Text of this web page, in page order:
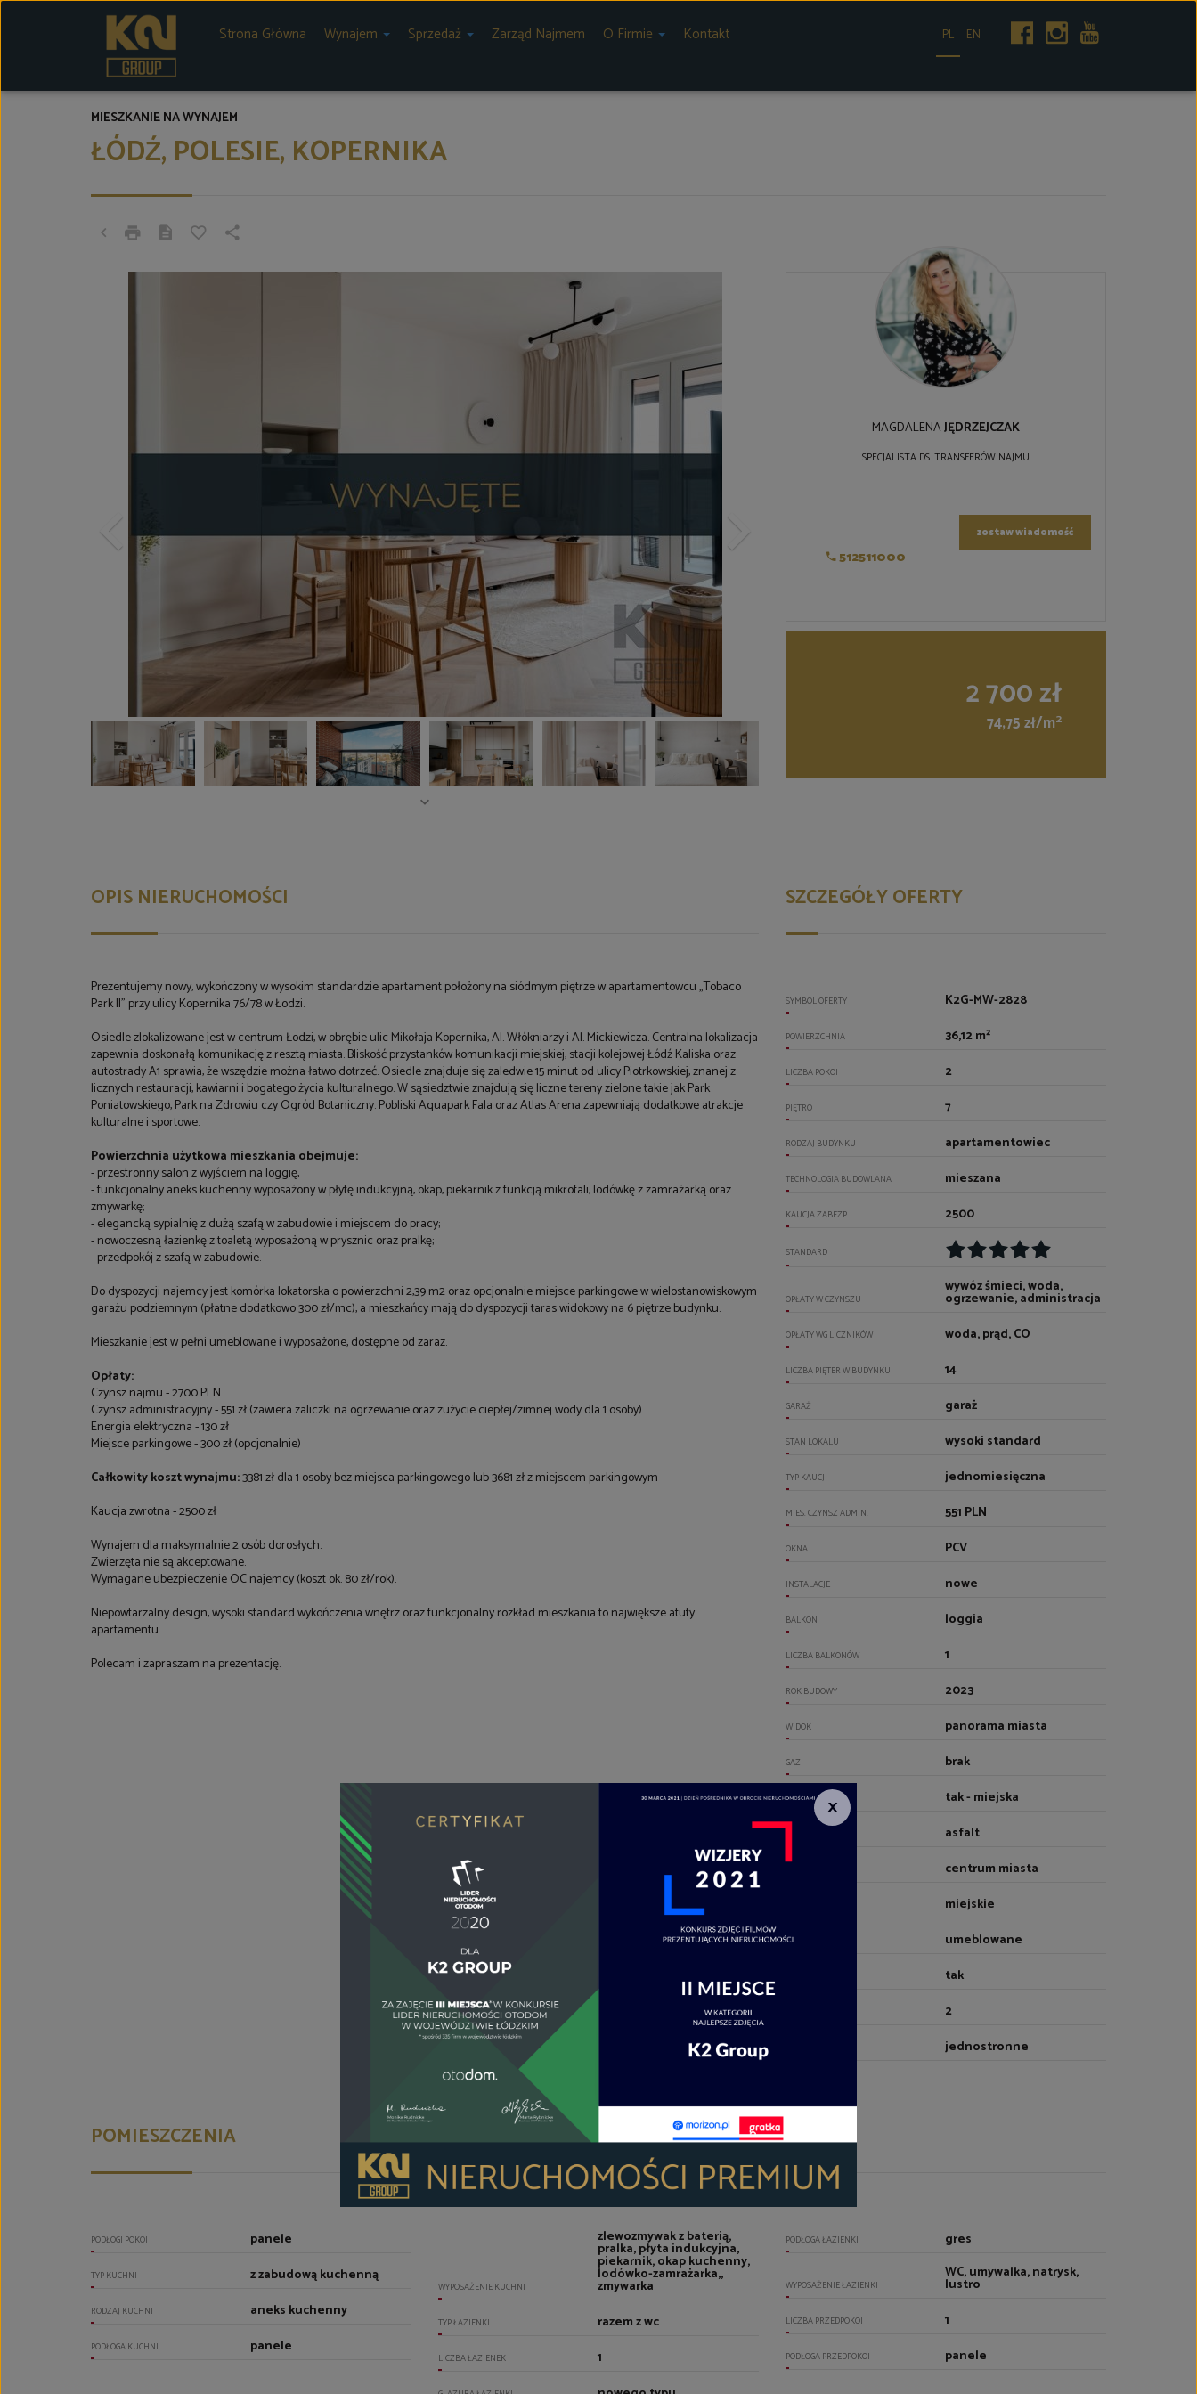
Strona Główna Wynajem Sprzedaż Zarząd Najmem O Firmie Kontakt PL EN
ŁÓDŹ, POLESIE, KOPERNIKA
MIESZKANIE NA WYNAJEM
MAGDALENAJĘDRZEJCZAK
SPECJALISTA DS. TRANSFERÓW NAJMU
512511000
zostaw wiadomość
2 700 zł
74,75 zł/m2
OPIS NIERUCHOMOŚCI
Prezentujemy nowy, wykończony w wysokim standardzie apartament położony na siódmym piętrze w apartamentowcu „Tobaco
Park II” przy ulicy Kopernika 76/78 w Łodzi.
Osiedle zlokalizowane jest w centrum Łodzi, w obrębie ulic Mikołaja Kopernika, Al. Włókniarzy i Al. Mickiewicza. Centralna lokalizacja
zapewnia doskonałą komunikację z resztą miasta. Bliskość przystanków komunikacji miejskiej, stacji kolejowej Łódź Kaliska oraz
autostrady A1 sprawia, że wszędzie można łatwo dotrzeć. Osiedle znajduje się zaledwie 15 minut od ulicy Piotrkowskiej, znanej z
licznych restauracji, kawiarni i bogatego życia kulturalnego. W sąsiedztwie znajdują się liczne tereny zielone takie jak Park
Poniatowskiego, Park na Zdrowiu czy Ogród Botaniczny. Pobliski Aquapark Fala oraz Atlas Arena zapewniają dodatkowe atrakcje
kulturalne i sportowe.
Powierzchnia użytkowa mieszkania obejmuje:
- przestronny salon z wyjściem na loggię,
- funkcjonalny aneks kuchenny wyposażony w płytę indukcyjną, okap, piekarnik z funkcją mikrofali, lodówkę z zamrażarką oraz
zmywarkę;
- elegancką sypialnię z dużą szafą w zabudowie i miejscem do pracy;
- nowoczesną łazienkę z toaletą wyposażoną w prysznic oraz pralkę;
- przedpokój z szafą w zabudowie.
Do dyspozycji najemcy jest komórka lokatorska o powierzchni 2,39 m2 oraz opcjonalnie miejsce parkingowe w wielostanowiskowym
garażu podziemnym (płatne dodatkowo 300 zł/mc), a mieszkańcy mają do dyspozycji taras widokowy na 6 piętrze budynku.
Mieszkanie jest w pełni umeblowane i wyposażone, dostępne od zaraz.
Opłaty:
Czynsz najmu - 2700 PLN
Czynsz administracyjny - 551 zł (zawiera zaliczki na ogrzewanie oraz zużycie ciepłej/zimnej wody dla 1 osoby)
Energia elektryczna - 130 zł
Miejsce parkingowe - 300 zł (opcjonalnie)
Całkowity koszt wynajmu:3381 zł dla 1 osoby bez miejsca parkingowego lub 3681 zł z miejscem parkingowym
Kaucja zwrotna - 2500 zł
Wynajem dla maksymalnie 2 osób dorosłych.
Zwierzęta nie są akceptowane.
Wymagane ubezpieczenie OC najemcy (koszt ok. 80 zł/rok).
Niepowtarzalny design, wysoki standard wykończenia wnętrz oraz funkcjonalny rozkład mieszkania to największe atuty
apartamentu.
Polecam i zapraszam na prezentację.
SZCZEGÓŁY OFERTY
SYMBOL OFERTY K2G-MW-2828
POWIERZCHNIA 36,12 m²
LICZBA POKOI 2
PIĘTRO 7
RODZAJ BUDYNKU apartamentowiec
TECHNOLOGIA BUDOWLANA mieszana
KAUCJA ZABEZP. 2500
STANDARD
OPŁATY W CZYNSZU
wywóz śmieci, woda,
ogrzewanie, administracja
OPŁATY WG LICZNIKÓW woda, prąd, CO
LICZBA PIĘTER W BUDYNKU 14
GARAŻ garaż
STAN LOKALU wysoki standard
TYP KAUCJI jednomiesięczna
MIES. CZYNSZ ADMIN. 551 PLN
OKNA PCV
INSTALACJE nowe
BALKON loggia
LICZBA BALKONÓW 1
ROK BUDOWY 2023
WIDOK panorama miasta
GAZ brak
WODA tak - miejska
asfalt
centrum miasta
miejskie
UMEBLOWANIE umeblowane
tak
2
jednostronne
POMIESZCZENIA
PODŁOGI POKOI panele
TYP KUCHNI z zabudową kuchenną
RODZAJ KUCHNI aneks kuchenny
PODŁOGA KUCHNI panele
WYPOSAŻENIE KUCHNI
zlewozmywak z baterią,
pralka, płyta indukcyjna,
piekarnik, okap kuchenny,
lodówko-zamrażarka,,
zmywarka
TYP ŁAZIENKI razem z wc
LICZBA ŁAZIENEK 1
PODŁOGA ŁAZIENKI gres
WYPOSAŻENIE ŁAZIENKI
WC, umywalka, natrysk,
lustro
LICZBA PRZEDPOKOI 1
PODŁOGA PRZEDPOKOI panele
×